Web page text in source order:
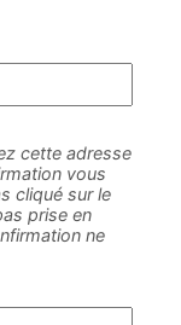
cette adresse
vous
cliqué sur le
prise en
ne